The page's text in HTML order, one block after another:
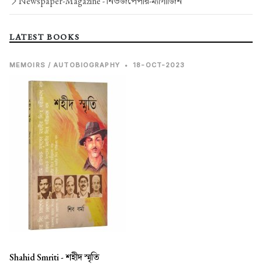
LATEST BOOKS
MEMOIRS / AUTOBIOGRAPHY • 18-OCT-2023
Shahid Smriti -শহীদ স্মৃতি